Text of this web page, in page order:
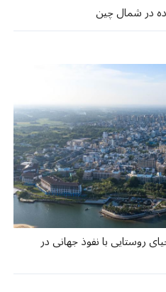
در شمال چین
روستایی با نفوذ جهانی در